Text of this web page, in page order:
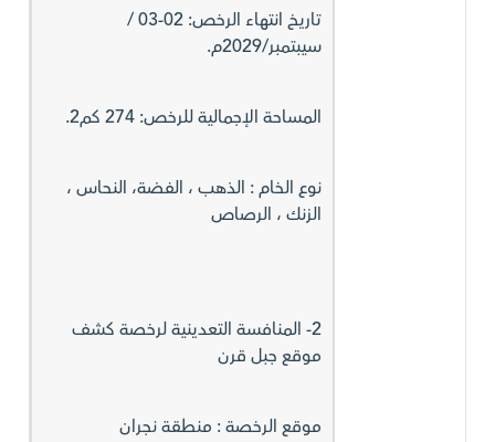
تاريخ انتهاء الرخص: 02-03 /
سيبتمبر/2029م.
المساحة الإجمالية للرخص: 274 كم2.
نوع الخام : الذهب ، الفضة، النحاس ،
الزنك ، الرصاص
2- المنافسة التعدينية لرخصة كشف
موقع جبل قرن
موقع الرخصة : منطقة نجران